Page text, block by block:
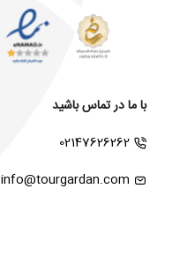
با ما در تماس باشید
02147626262
info@tourgardan.com